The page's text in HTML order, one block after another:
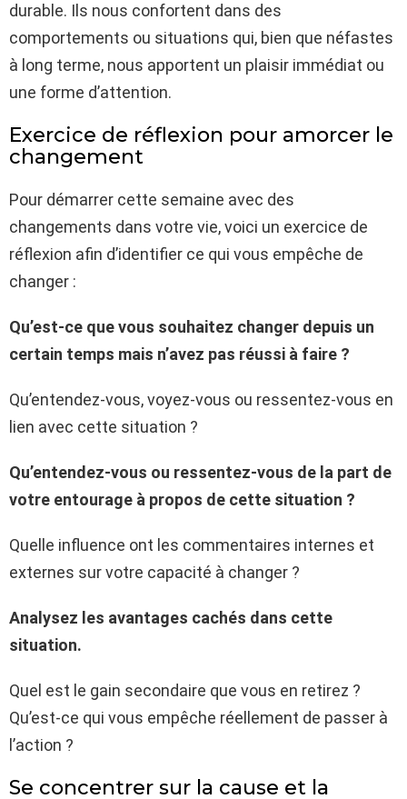
durable. Ils nous confortent dans des
comportements ou situations qui, bien que néfastes
à long terme, nous apportent un plaisir immédiat ou
une forme d’attention.
Exercice de réflexion pour amorcer le
changement
Pour démarrer cette semaine avec des
changements dans votre vie, voici un exercice de
réflexion afin d’identifier ce qui vous empêche de
changer :
Qu’est-ce que vous souhaitez changer depuis un
certain temps mais n’avez pas réussi à faire ?
Qu’entendez-vous, voyez-vous ou ressentez-vous en
lien avec cette situation ?
Qu’entendez-vous ou ressentez-vous de la part de
votre entourage à propos de cette situation ?
Quelle influence ont les commentaires internes et
externes sur votre capacité à changer ?
Analysez les avantages cachés dans cette
situation.
Quel est le gain secondaire que vous en retirez ?
Qu’est-ce qui vous empêche réellement de passer à
l’action ?
Se concentrer sur la cause et la